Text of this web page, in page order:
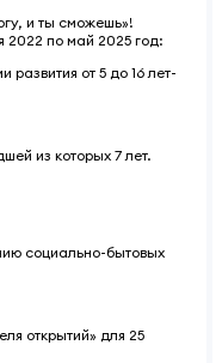
и ты сможешь»!
2022 по май 2025 год:
развития от 5 до 16 лет-
из которых 7 лет.
социально-бытовых
открытий» для 25